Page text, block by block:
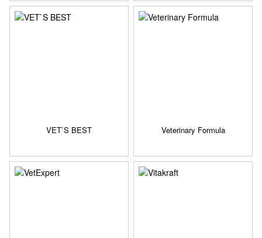
VET`S BEST Veterinary Formula